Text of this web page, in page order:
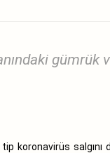
gümrük
koronavirüs salgını